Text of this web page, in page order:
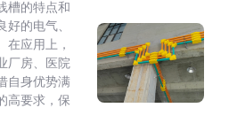
槽的特点和
好的电气、
在应用上，
厂房、医院
自身优势满
高要求，保